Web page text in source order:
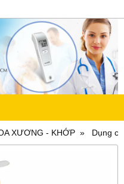
XƯƠNG - KHỚP Dụng